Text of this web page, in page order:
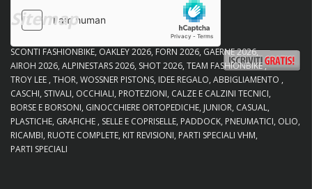
Sitemap
SCONTI FASHIONBIKE OAKLEY 2026 FORN 2026 GAERNE 2026
AIROH 2026 ALPINESTARS 2026 SHOT 2026 TEAM FASHIONBIKE
TROY LEE THOR WOSSNER PISTONS IDEE REGALO ABBIGLIAMENTO
CASCHI STIVALI OCCHIALI PROTEZIONI CALZE E CALZINI TECNICI
BORSE E BORSONI GINOCCHIERE ORTOPEDICHE JUNIOR CASUAL
PLASTICHE GRAFICHE SELLE E COPRISELLE PADDOCK PNEUMATICI OLIO
RICAMBI RUOTE COMPLETE KIT REVISIONI PARTI SPECIALI VHM
PARTI SPECIALI